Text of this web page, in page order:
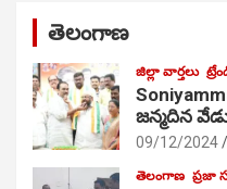
తెలంగాణ
జిల్లా వార్తలు
జ‌న్మ‌దిన
09/12/2024
తెలంగాణ ప్రజా